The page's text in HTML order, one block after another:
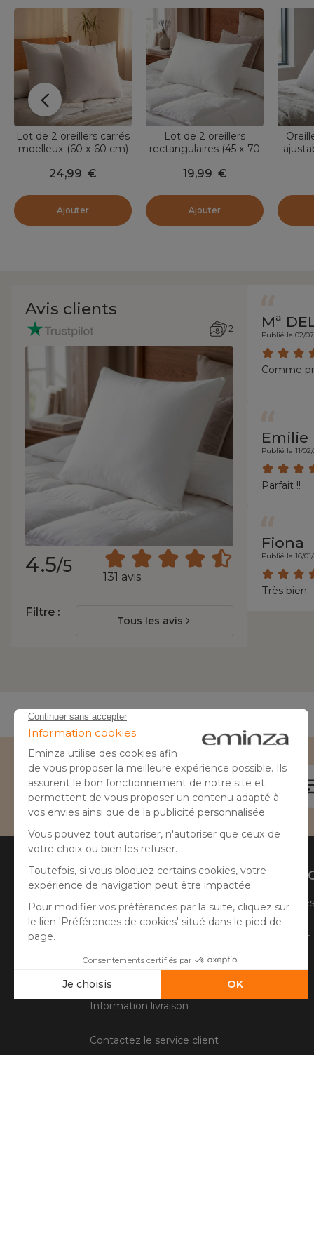
Lot de 2 oreillers carrés
moelleux (60 x 60 cm)
24,99 €
Ajouter
Lot de 2 oreillers
rectangulaires (45 x 70
acariens Blanc
19,99 €
Ajouter
Avis clients
2
4.5/5
131 avis
Filtre :
Tous les avis
Mª
Publié le 02/
Comme
Emilie
Publié le 11/
Parfait !!
Fiona
Publié le 16/
Très bien
Besoin d'aide ?
04 50 65 10 12
Aide
Suivre ma commande
Questions fréquentes
Information livraison
Contactez le service client
A
Qui
Côté Atelier